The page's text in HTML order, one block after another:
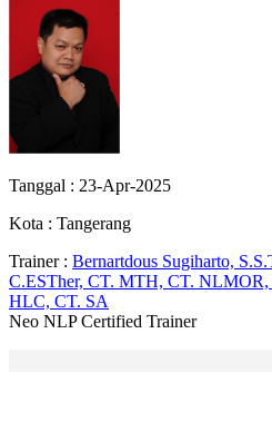
Tanggal : 23-Apr-2025
Kota : Tangerang
Trainer : Bernartdous Sugiharto,
C.ESTher, CT. MTH, CT.
HLC, CT. SA
Neo NLP Certified Trainer